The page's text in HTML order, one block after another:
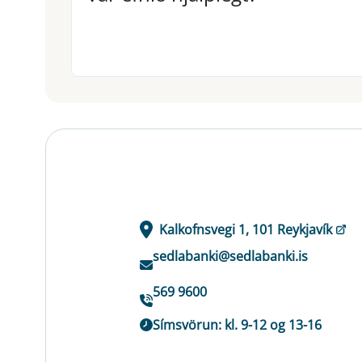
Kalkofnsvegi 1, 101 Reykjavík
sedlabanki@sedlabanki.is
569 9600
Símsvörun: kl. 9-12 og 13-16